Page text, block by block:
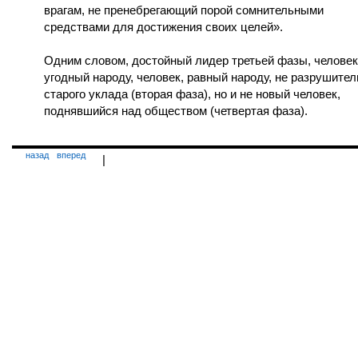
врагам, не пренебрегающий порой сомнительными
средствами для достижения своих целей».
Одним словом, достойный лидер третьей фазы,
угодный народу, человек, равный народу, не
старого уклада (вторая фаза), но и не новый человек,
поднявшийся над обществом (четвертая фаза).
назад |
вперед